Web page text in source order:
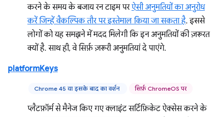
करने के समय के बजाय रन टाइम परऐसी अनुमतियों का अनुरोध
करें जिन्हें वैकल्पिक तौर पर इस्तेमाल किया जा सकता है. इससे
लोगों को यह समझने में मदद मिलेगी कि इन अनुमतियों की ज़रूरत
क्यों है. साथ ही, वे सिर्फ़ ज़रूरी अनुमतियां दे पाएंगे.
platformKeys
Chrome 45 या इसके बाद का वर्शन सिर्फ़ ChromeOS पर
प्लैटफ़ॉर्म से मैनेज किए गए क्लाइंट सर्टिफ़िकेट ऐक्सेस करने के